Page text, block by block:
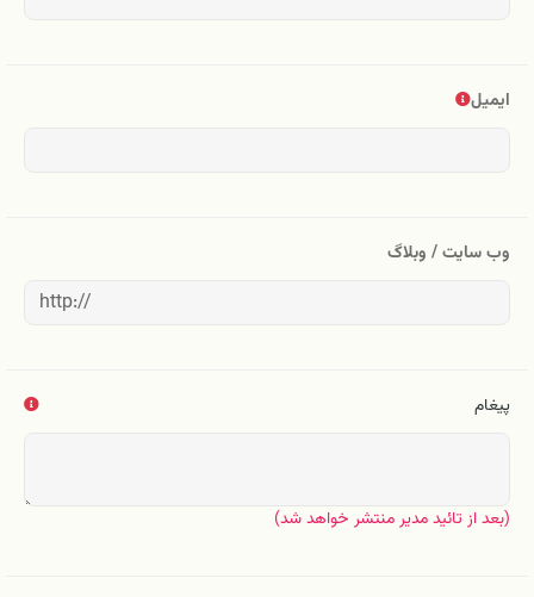
ایمیل
وب سایت / وبلاگ
پیغام
(بعد از تائید مدیر منتشر خواهد شد)